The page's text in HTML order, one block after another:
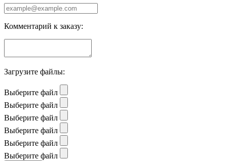
Комментарий к заказу:
Загрузите файлы:
Выберите файл
Выберите файл
Выберите файл
Выберите файл
Выберите файл
Выберите файл